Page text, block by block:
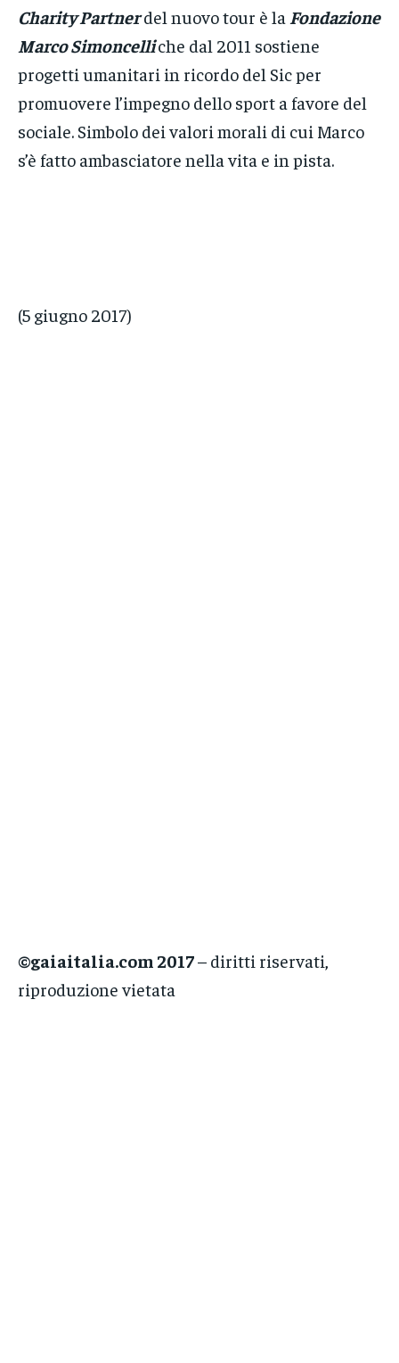
Charity Partnerdel nuovo tour è la Fondazione
Marco Simoncelliche dal 2011 sostiene
progetti umanitari in ricordo del Sic per
promuovere l’impegno dello sport a favore del
sociale. Simbolo dei valori morali di cui Marco
s’è fatto ambasciatore nella vita e in pista.
(5 giugno 2017)
©gaiaitalia.com 2017– diritti riservati,
riproduzione vietata